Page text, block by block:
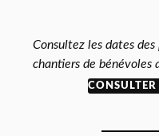
Consultez les dates
chantiers de bénévoles
CONSULTER